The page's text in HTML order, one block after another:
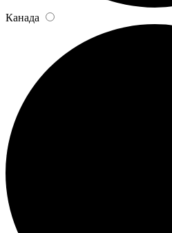
Канада